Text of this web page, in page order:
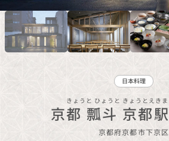
日本料理
きょうと ひょうと きょうとえき
京都 瓢斗 京都
京都府京都市下京区